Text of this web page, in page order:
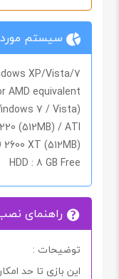
سیستم مورد
XP/Vista/7
AMD equivalent
7 / Vista)
(512MB) / ATI
XT (512MB)
HDD : 8 GB Free
راهنمای
توضیحات :